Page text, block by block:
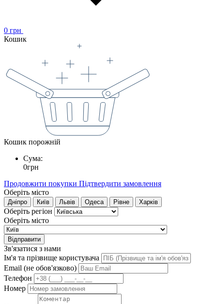
0 грн
Кошик
Кошик порожній
Сума:
0грн
Продовжити покупки Підтвердити замовлення
Оберіть місто
Дніпро Київ Львів Одеса Рівне Харків
Оберіть регіон
Оберіть місто
Відправити
Зв'язатися з нами
Ім'я та прізвище користувача
Email (не обов'язково)
Телефон
Номер